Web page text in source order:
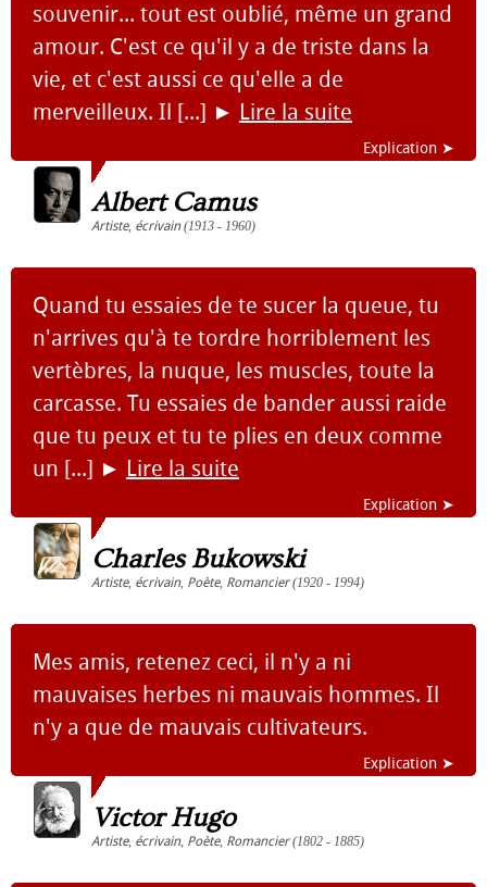
souvenir... tout est oublié, même un grand
amour. C'est ce qu'il y a de triste dans la
vie, et c'est aussi ce qu'elle a de
merveilleux. Il [...] ► Lire la suite
Explication ➤
Albert Camus
Artiste, écrivain(1913 - 1960)
Quand tu essaies de te sucer la queue, tu
n'arrives qu'à te tordre horriblement les
vertèbres, la nuque, les muscles, toute la
carcasse. Tu essaies de bander aussi raide
que tu peux et tu te plies en deux comme
un [...] ► Lire la suite
Explication ➤
Charles Bukowski
Artiste, écrivain, Poète, Romancier(1920 - 1994)
Mes amis, retenez ceci, il n'y a ni
mauvaises herbes ni mauvais hommes. Il
n'y a que de mauvais cultivateurs.
Explication ➤
Victor Hugo
Artiste, écrivain, Poète, Romancier(1802 - 1885)